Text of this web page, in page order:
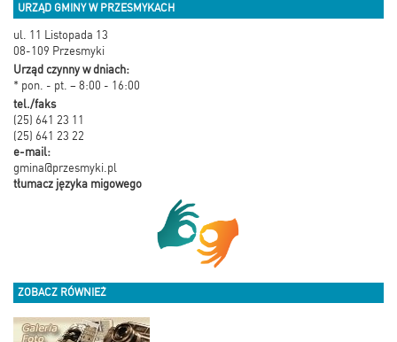
URZĄD GMINY W PRZESMYKACH
ul. 11 Listopada 13
08-109 Przesmyki
Urząd czynny w dniach:
* pon. - pt. – 8:00 - 16:00
tel./faks
(25) 641 23 11
(25) 641 23 22
e-mail:
gmina@przesmyki.pl
tłumacz języka migowego
ZOBACZ RÓWNIEŻ